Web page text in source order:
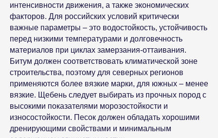
интенсивности движения, а также экономических
факторов. Для российских условий критически
важные параметры – это водостойкость, устойчивость
перед низкими температурами и долговечность
материалов при циклах замерзания-оттаивания.
Битум должен соответствовать климатической зоне
строительства, поэтому для северных регионов
применяются более вязкие марки, для южных – менее
вязкие. Щебень следует выбирать из прочных пород с
высокими показателями морозостойкости и
износостойкости. Песок должен обладать хорошими
дренирующими свойствами и минимальным
Строительство, проектирование
Стройэксперт
Стройтехнолог
Помощник проектировщика
Эксплуатация зданий
SMART: Проектирование
Проектные организации
Типовая проектная документация
Дорожное строительство